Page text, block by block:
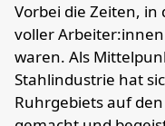
Vorbei die Zeiten,
voller
waren. Als
Stahlindustrie hat
Ruhrgebiets auf